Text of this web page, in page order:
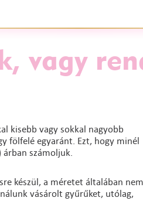
vagy
kisebb vagy sokkal nagyobb
fölfelé egyaránt. Ezt, hogy minél
számoljuk.
készül, a méretet általában nem
vásárolt gyűrűket, utólag,